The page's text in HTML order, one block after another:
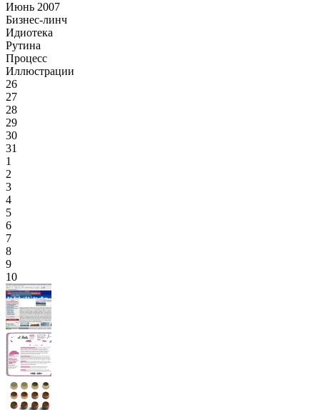
Июнь 2007
Бизнес-линч
Идиотека
Рутина
Процесс
Иллюстрации
26
27
28
29
30
31
1
2
3
4
5
6
7
8
9
10